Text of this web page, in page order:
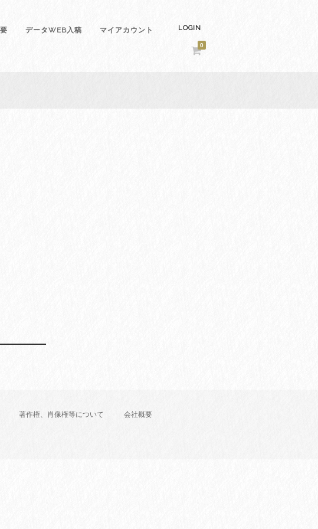
データWEB入稿 マイアカウント LOGIN
0
著作権、肖像権等について 会社概要